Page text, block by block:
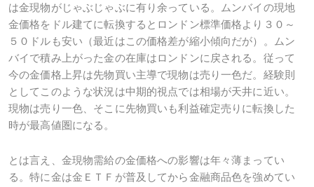
は金現物がじゃぶじゃぶに有り余っている。ムンバイの現地
金価格をドル建てに転換するとロンドン標準価格より３０～
５０ドルも安い（最近はこの価格差が縮小傾向だが）。ムン
バイで積み上がった金の在庫はロンドンに戻される。従って
今の金価格上昇は先物買い主導で現物は売り一色だ。経験則
としてこのような状況は中期的視点では相場が天井に近い。
現物は売り一色、そこに先物買いも利益確定売りに転換した
時が最高値圏になる。
とは言え、金現物需給の金価格への影響は年々薄まってい
る。特に金は金ＥＴＦが普及してから金融商品色を強めてい